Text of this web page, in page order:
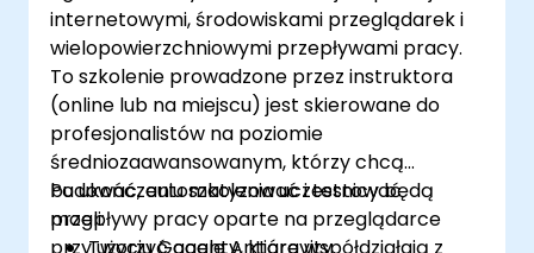
internetowymi, środowiskami przeglądarek i
wielopowierzchniowymi przepływami pracy.
To szkolenie prowadzone przez instruktora
(online lub na miejscu) jest skierowane do
profesjonalistów na poziomie
średniozaawansowanym, którzy chcą
budować, automatyzować i testować
przepływy pracy oparte na przeglądarce
przy użyciu Google Antigravity.
Po ukończeniu szkolenia uczestnicy będą
mogli:
Tworzyć agenty, które współdziałają z